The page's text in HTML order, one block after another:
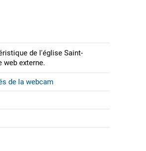
de l'église Saint-
web externe.
de la webcam